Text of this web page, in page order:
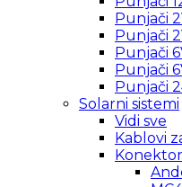
Punjači
Punjači
Punjači
Punjači
Punjači
Solarni sistemi
Vidi sve
Kablovi